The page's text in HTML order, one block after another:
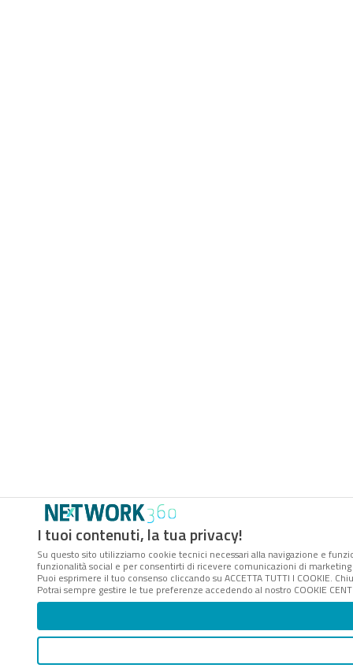
I tuoi contenuti, la tua privacy!
Su questo sito utilizziamo cookie tecnici necessari alla navigazione e
funzionalità social e per consentirti di ricevere comunicazioni di
Puoi esprimere il tuo consenso cliccando su ACCETTA TUTTI I COOKIE.
Potrai sempre gestire le tue preferenze accedendo al nostro COOKIE